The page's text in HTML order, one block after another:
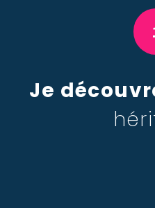
Je